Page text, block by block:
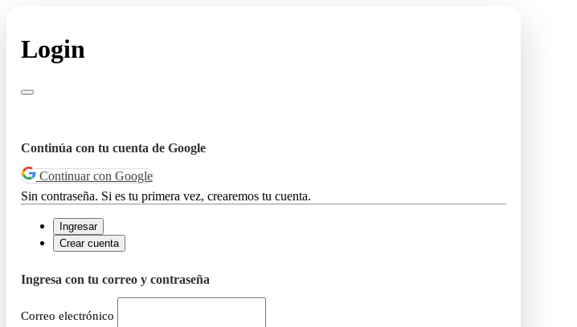
Login
Continúa con tu cuenta de Google
Continuar con Google
Sin contraseña. Si es tu primera vez, crearemos tu cuenta.
Ingresar
Crear cuenta
Ingresa con tu correo y contraseña
Correo electrónico